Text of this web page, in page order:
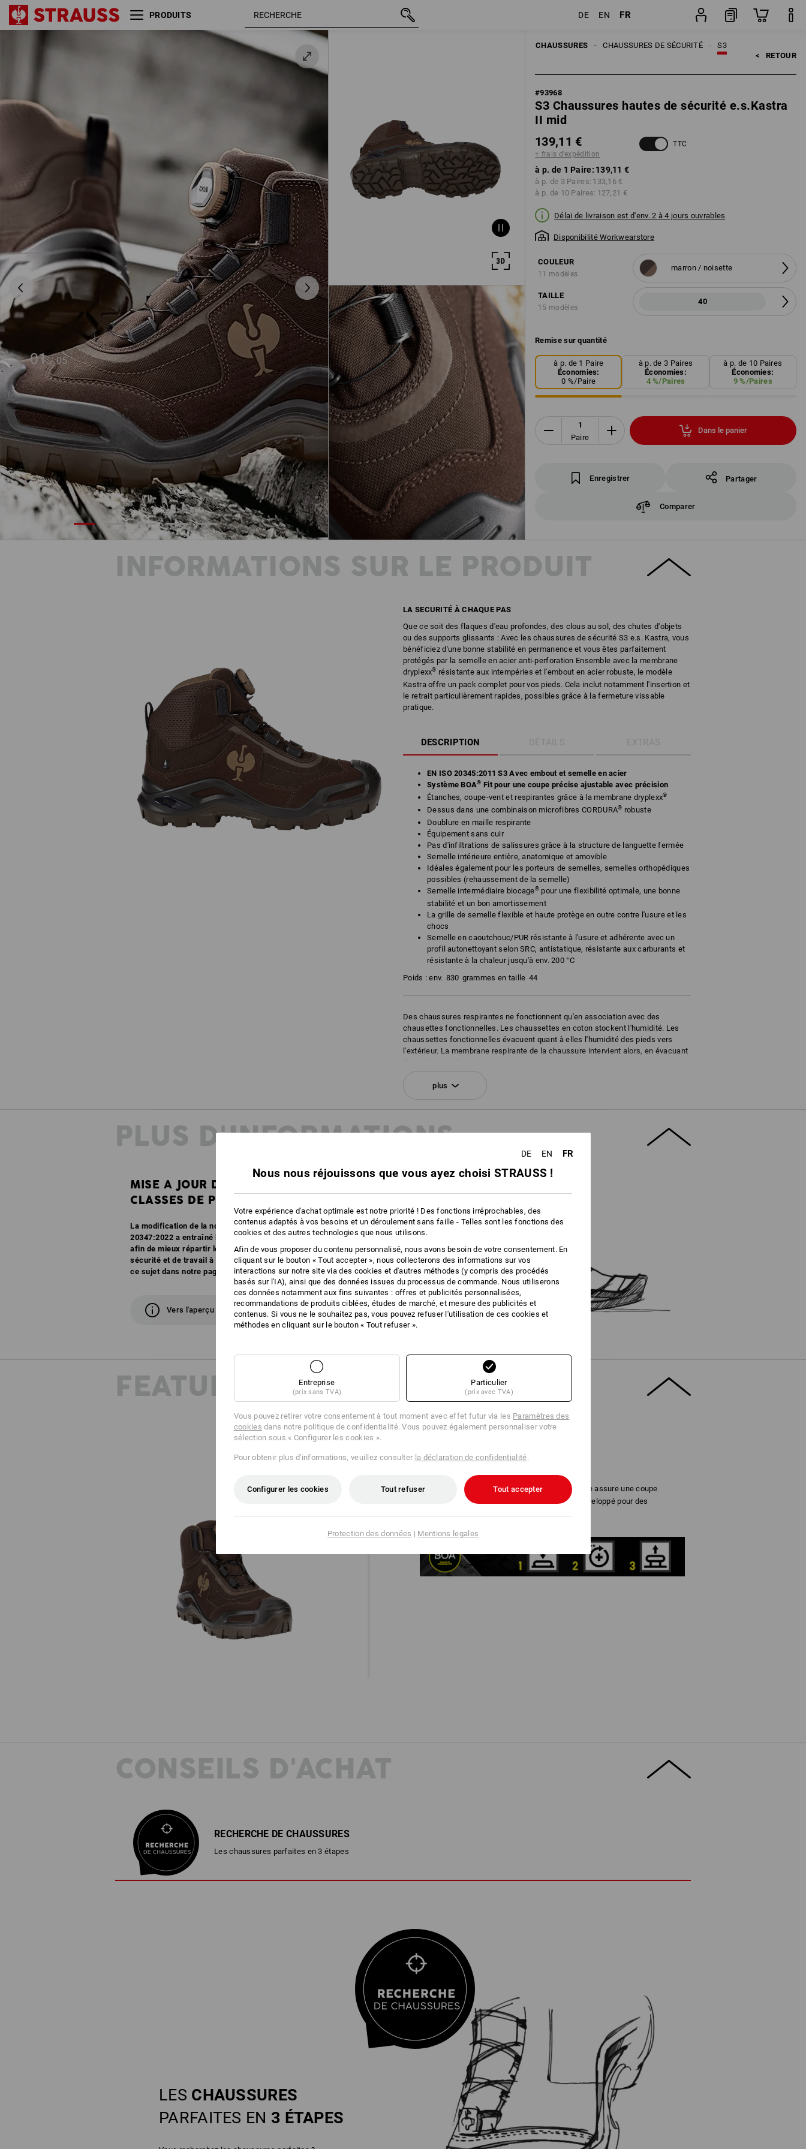
PRODUITS DE EN FR
01 / 05
CHAUSSURES S3
CHAUSSURES DE SÉCURITÉ
< RETOUR
#93968
S3 Chaussures hautes de sécurité e.s.Kastra
II mid
139,11 €
+ frais d'expédition
TTC
à p. de 1 Paire: 139,11 €
à p. de 3 Paires: 133,16 €
à p. de 10 Paires: 127,21 €
Délai de livraison est d'env. 2 à 4 jours ouvrables
Disponibilité Workwearstore
COULEUR
11 modèles
marron / noisette
TAILLE
15 modèles
40
Remise sur quantité
à p. de 1 Paire
Économies:
0 %/Paire
à p. de 3 Paires
Économies:
4%/Paires
à p. de 10 Paires
Économies:
9 %/Paires
Paire
Dans le panier
Enregistrer Partager
Comparer
S3 Chaussures hautes de
40
INFORMATIONS SUR LE PRODUIT
LA SECURITÉ À CHAQUE PAS
Que ce soit des flaques d'eau profondes, des clous au sol, des chutes d'objets
ou des supports glissants : Avec les chaussures de sécurité S3 e.s. Kastra, vous
bénéficiez d'une bonne stabilité en permanence et vous êtes parfaitement
protégés par la semelle en acier anti-perforation Ensemble avec la membrane
dryplexx® résistante aux intempéries et l'embout en acier robuste, le modèle
Kastra offre un pack complet pour vos pieds. Cela inclut notamment l'insertion et
le retrait particulièrement rapides, possibles grâce à la fermeture vissable
pratique.
DESCRIPTION DÉTAILS EXTRAS
EN ISO 20345:2011 S3 Avec embout et semelle en acier
Système BOA® Fit pour une coupe précise ajustable avec précision
Étanches, coupe-vent et respirantes grâce à la membrane dryplexx®
Dessus dans une combinaison microfibres CORDURA® robuste
Doublure en maille respirante
Équipement sans cuir
Pas d'infiltrations de salissures grâce à la structure de languette fermée
Semelle intérieure entière, anatomique et amovible
Idéales également pour les porteurs de semelles, semelles orthopédiques
possibles (rehaussement de la semelle)
Semelle intermédiaire biocage® pour une flexibilité optimale, une bonne
stabilité et un bon amortissement
La grille de semelle flexible et haute protège en outre contre l'usure et les
chocs
Semelle en caoutchouc/PUR résistante à l'usure et adhérente avec un
profil autonettoyant selon SRC, antistatique, résistante aux carburants et
résistante à la chaleur jusqu'à env. 200 °C
Poids : env. 830 grammes en taille 44
Des chaussures respirantes ne fonctionnent qu'en association avec des
chausettes fonctionnelles. Les chaussettes en coton stockent l'humidité. Les
chaussettes fonctionnelles évacuent quant à elles l'humidité des pieds vers
l'extérieur. La membrane respirante de la chaussure intervient alors, en évacuant
respirantes ne fonctionne donc qu'avec des chaussettes respirantes. La
transpiration ne peut être évacuée efficacement vers l'extérieur qu'en combinant
des chaussettes fonctionnelles et des chaussures respirantes. C'est ainsi que
fonctionne le principe de la respirabilité.
Cliquez sur le bouton "Fiche technique" pour obtenir plus d'informations.
Fiches techniques
plus
PLUS D'INFORMATIONS
MISE A JOUR DES
CLASSES DE PROTECTION
La modification de la norme EN ISO 20345:2022 et EN ISO
20347:2022 a entraîné la création de nouvelles classes de protection,
afin de mieux répartir les caractéristiques des chaussures de
sécurité et de travail à l'avenir. Vous trouverez plus d'informations à
ce sujet dans notre page d'aperçu.
Vers l'aperçu
FEATURES
Le système BOA
Fit avec une fermeture rotative assure une coupe
précise ajustable avec précision. BOA
a été développé pour des
CONSEILS D'ACHAT
RECHERCHE DE CHAUSSURES
Les chaussures parfaites en 3 étapes
LES CHAUSSURES
PARFAITES EN 3 ÉTAPES
DE EN FR
Nous nous réjouissons que vous ayez choisi STRAUSS !
Votre expérience d'achat optimale est notre priorité ! Des fonctions irréprochables, des
contenus adaptés à vos besoins et un déroulement sans faille - Telles sont les fonctions des
cookies et des autres technologies que nous utilisons.
Afin de vous proposer du contenu personnalisé, nous avons besoin de votre consentement. En
cliquant sur le bouton « Tout accepter », nous collecterons des informations sur vos
interactions sur notre site via des cookies et d'autres méthodes (y compris des procédés
basés sur l'IA), ainsi que des données issues du processus de commande. Nous utiliserons
ces données notamment aux fins suivantes : offres et publicités personnalisées,
recommandations de produits ciblées, études de marché, et mesure des publicités et
contenus. Si vous ne le souhaitez pas, vous pouvez refuser l'utilisation de ces cookies et
méthodes en cliquant sur le bouton « Tout refuser ».
Entreprise
(prix sans TVA)
Particulier
(prix avec TVA)
Vous pouvez retirer votre consentement à tout moment avec effet futur via les Paramètres des
cookies dans notre politique de confidentialité. Vous pouvez également personnaliser votre
sélection sous « Configurer les cookies ».
Pour obtenir plus d'informations, veuillez consulter la déclaration de confidentialité.
Configurer les cookies Tout refuser Tout accepter
Protection des données | Mentions legales